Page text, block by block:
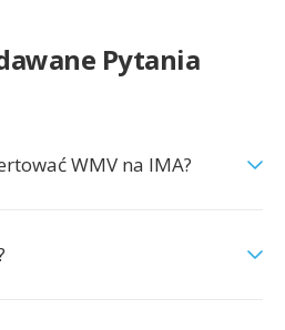
Pytania
WMV na IMA?